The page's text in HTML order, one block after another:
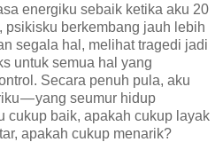
energiku sebaik ketika aku 20
psikisku berkembang jauh lebih
segala hal, melihat tragedi jadi
untuk semua hal yang
Secara penuh pula, aku
— yang seumur hidup
cukup baik, apakah cukup layak
apakah cukup menarik?